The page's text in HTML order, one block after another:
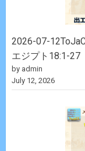
2026-07-
エジプト18:1-27
by admin
July 12, 2026